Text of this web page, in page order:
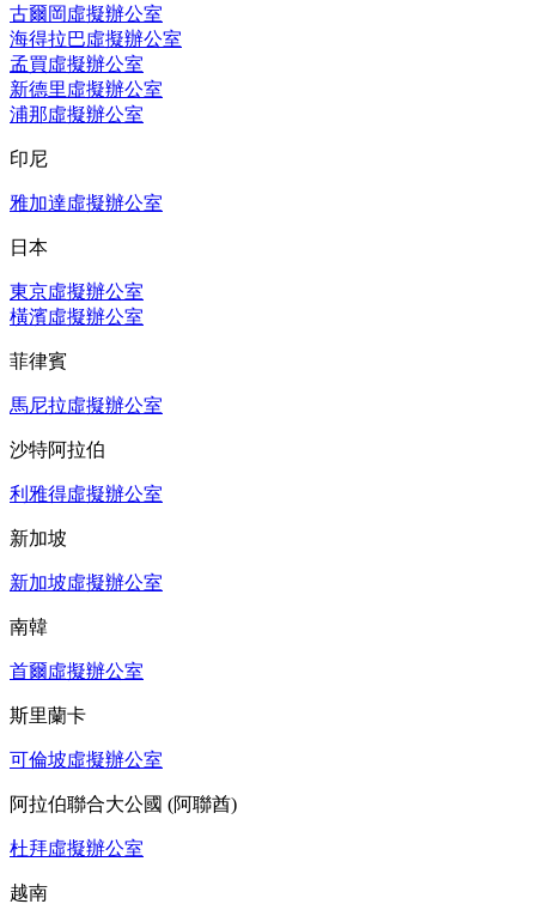
古爾岡虛擬辦公室
海得拉巴虛擬辦公室
孟買虛擬辦公室
新德里虛擬辦公室
浦那虛擬辦公室
印尼
雅加達虛擬辦公室
日本
東京虛擬辦公室
橫濱虛擬辦公室
菲律賓
馬尼拉虛擬辦公室
沙特阿拉伯
利雅得虛擬辦公室
新加坡
新加坡虛擬辦公室
南韓
首爾虛擬辦公室
斯里蘭卡
可倫坡虛擬辦公室
阿拉伯聯合大公國 (阿聯酋)
杜拜虛擬辦公室
越南